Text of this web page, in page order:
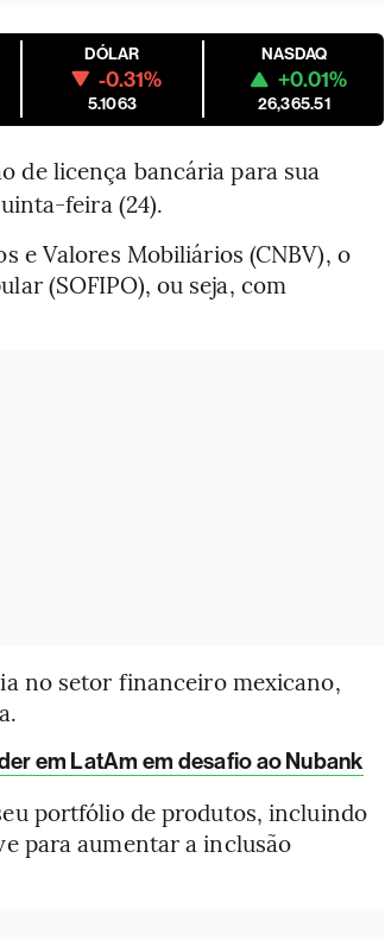
DÓLAR
-0.31%
5.1063
NASDAQ
+0.01%
26,365.51
de licença bancária para sua
feira (24).
e Valores Mobiliários (CNBV), o
(SOFIPO), ou seja, com
no setor financeiro mexicano,
em LatAm em desafio ao Nubank
portfólio de produtos, incluindo
para aumentar a inclusão